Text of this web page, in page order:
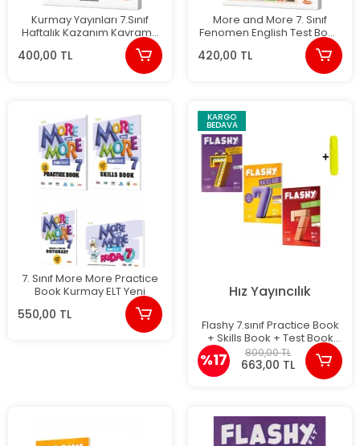
Kurmay Yayınları 7.Sınıf
Haftalık Kazanım Kavrama
400,00 TL
More and More 7. Sınıf
Fenomen English Test Book
420,00 TL
7. Sınıf More More Practice
Book Kurmay ELT Yeni
550,00 TL
KARGO
BEDAVA
Hız Yayıncılık
Flashy 7.sınıf Practice Book
+ Skills Book + Test Book
Yeni
%17 800,00 TL
663,00 TL